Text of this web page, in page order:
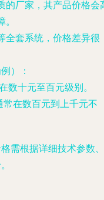
的厂家，其产品价格会
全套系统，价格差异很
）
：
数十元至百元级别。
在数百元到上千元不
需根据详细技术参数、